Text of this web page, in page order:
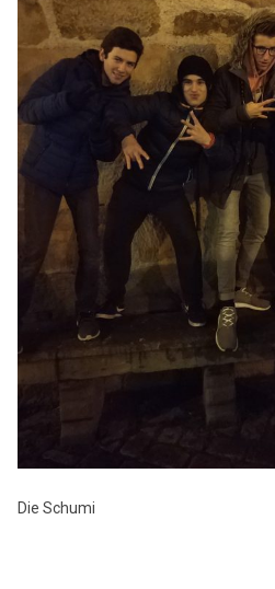
Die Schumi